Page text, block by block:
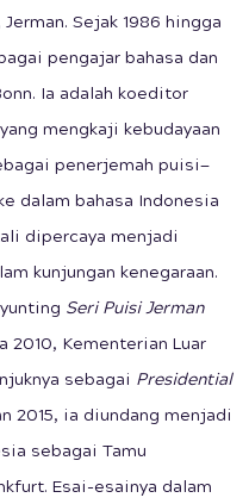
Sejak 1986 hingga
pengajar bahasa dan
Ia adalah koeditor
mengkaji kebudayaan
penerjemah puisi—
dalam bahasa Indonesia
dipercaya menjadi
kunjungan kenegaraan.
Seri Puisi Jerman
2010, Kementerian Luar
sebagai Presidential
2015, ia diundang menjadi
sebagai Tamu
Esai-esainya dalam